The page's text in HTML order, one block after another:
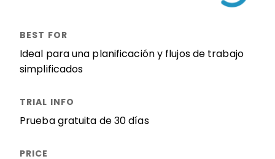
Ideal para una planificación y flujos de trabajo
simplificados
Prueba gratuita de 30 días